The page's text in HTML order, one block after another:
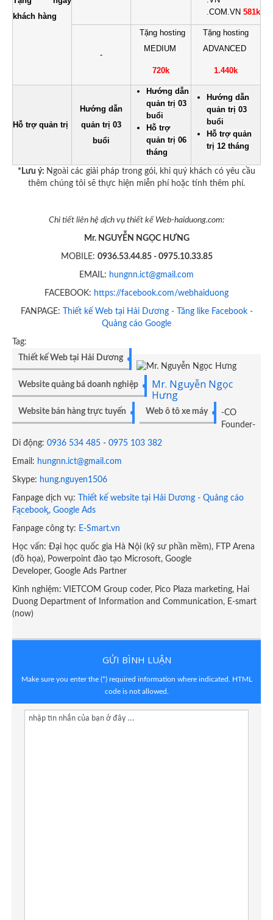
khách hàng
.COM.VN 581k
-
Tặng hosting
MEDIUM
720k
Tặng hosting
ADVANCED
1.440k
Hỗ trợ quản trị
Hướng dẫn
quản trị 03
buổi
Hướng dẫn
quản trị 03
buổi
Hỗ trợ
quản trị 06
tháng
Hướng dẫn
quản trị 03
buổi
Hỗ trợ quản
trị 12 tháng
*Lưu ý: Ngoài các giải pháp trong gói, khi quý khách có yêu cầu
thêm chúng tôi sẽ thực hiện miễn phí hoặc tính thêm phí.
Chi tiết liên hệ dịch vụ thiết kế Web-haiduong.com:
Mr. NGUYỄN NGỌC HƯNG
MOBILE: 0936.53.44.85 - 0975.10.33.85
EMAIL: hungnn.ict@gmail.com
FACEBOOK: https://facebook.com/webhaiduong
FANPAGE:
Thiết kế Web tại Hải Dương - Tăng like Facebook -
Quảng cáo Google
Tag:
Thiết kế Web tại Hải Dương
Website quảng bá doanh nghiệp
Website bán hàng trực tuyến Web ô tô xe máy
Mr. Nguyễn Ngọc
Hưng
-CO
Founder-
Di động: 0936 534 485 - 0975 103 382
Email: hungnn.ict@gmail.com
Skype: hung.nguyen1506
Fanpage dịch vụ:
Thiết kế website tại Hải Dương - Quảng cáo
Fącebooᶄ, Google Ads
Fanpage công ty: E-Smart.vn
Học vấn: Đại học quốc gia Hà Nội (kỹ sư phần mềm), FTP Arena
(đồ họa), Powerpoint đào tạo Microsoft, Google
Developer, Google Ads Partner
Kinh nghiệm: VIETCOM Group coder, Pico Plaza marketing, Hai
Duong Department of Information and Communication, E-smart
(now)
GỬI BÌNH LUẬN
Make sure you enter the (*) required information where indicated. HTML
code is not allowed.